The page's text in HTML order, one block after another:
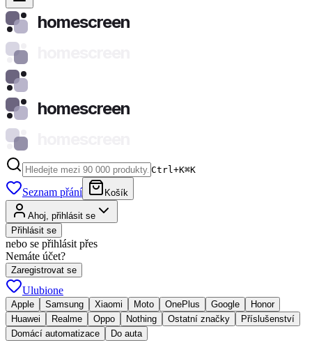
homescreen
homescreen
Ctrl+K⌘K
Seznam přání Košík
Ahoj, přihlásit se
Přihlásit se
nebo se přihlásit přes
Nemáte účet?
Zaregistrovat se
Ulubione
Apple Samsung Xiaomi Moto OnePlus Google
Honor
Huawei
Realme Oppo Nothing Ostatní značky
Příslušenství
Domácí automatizace
Do auta